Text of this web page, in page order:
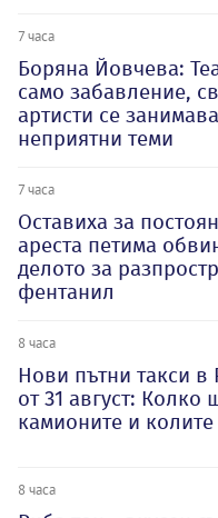
7 часа
Боряна Йовчева:
само забавление,
артисти се
неприятни теми
7 часа
Оставиха за
ареста петима
делото за
фентанил
8 часа
Нови пътни такси в
от 31 август: Колко
камионите и колите
8 часа